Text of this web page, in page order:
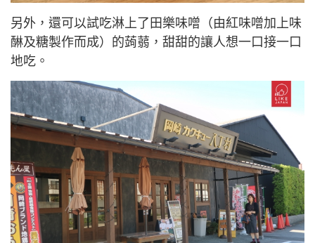
另外，還可以試吃淋上了田樂味噌（由紅味噌加上味
醂及糖製作而成）的蒟蒻，甜甜的讓人想一口接一口
地吃。